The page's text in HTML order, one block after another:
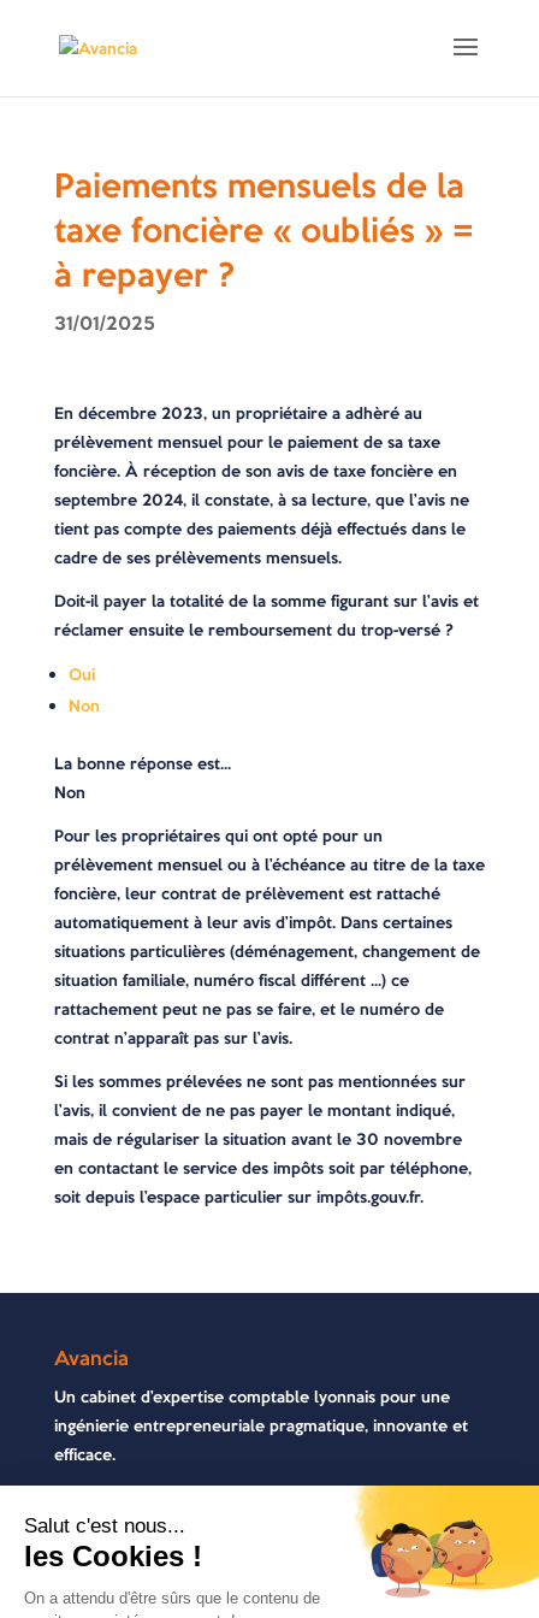
Paiements mensuels de la
taxe foncière « oubliés » =
à repayer ?
31/01/2025
En décembre 2023, un propriétaire a adhèré au
prélèvement mensuel pour le paiement de sa taxe
foncière. À réception de son avis de taxe foncière en
septembre 2024, il constate, à sa lecture, que l’avis ne
tient pas compte des paiements déjà effectués dans le
cadre de ses prélèvements mensuels.
Doit-il payer la totalité de la somme figurant sur l’avis et
réclamer ensuite le remboursement du trop-versé ?
Oui
Non
La bonne réponse est…
Non
Pour les propriétaires qui ont opté pour un
prélèvement mensuel ou à l’échéance au titre de la taxe
foncière, leur contrat de prélèvement est rattaché
automatiquement à leur avis d’impôt. Dans certaines
situations particulières (déménagement, changement de
situation familiale, numéro fiscal différent …) ce
rattachement peut ne pas se faire, et le numéro de
contrat n’apparaît pas sur l’avis.
Si les sommes prélevées ne sont pas mentionnées sur
l’avis, il convient de ne pas payer le montant indiqué,
mais de régulariser la situation avant le 30 novembre
en contactant le service des impôts soit par téléphone,
soit depuis l’espace particulier sur impôts.gouv.fr.
Avancia
Un cabinet d’expertise comptable lyonnais pour une
ingénierie entrepreneuriale pragmatique, innovante et
efficace.
Contactez-nous
04 72 71 54 72